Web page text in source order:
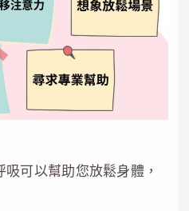
可以幫助您放鬆身體，